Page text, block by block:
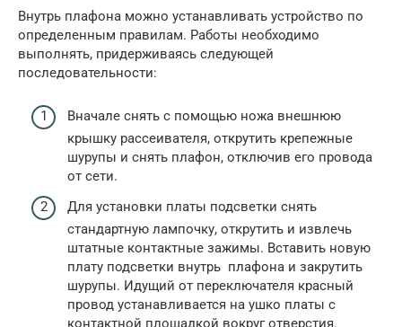
Внутрь плафона можно устанавливать устройство по
определенным правилам. Работы необходимо
выполнять, придерживаясь следующей
последовательности:
Вначале снять с помощью ножа внешнюю
крышку рассеивателя, открутить крепежные
шурупы и снять плафон, отключив его провода
от сети.
Для установки платы подсветки снять
стандартную лампочку, открутить и извлечь
штатные контактные зажимы. Вставить новую
плату подсветки внутрь плафона и закрутить
шурупы. Идущий от переключателя красный
провод устанавливается на ушко платы с
контактной площадкой вокруг отверстия.